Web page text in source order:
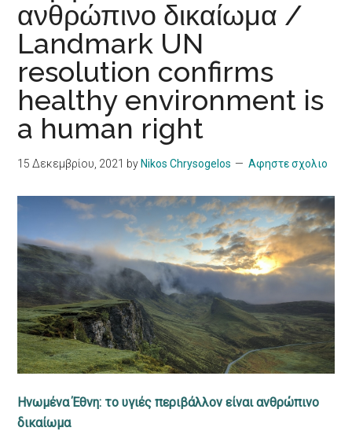
ανθρώπινο δικαίωμα /
Landmark UN
resolution confirms
healthy environment is
a human right
15 Δεκεμβρίου, 2021 by Nikos Chrysogelos Αφηστε σχολιο
Ηνωμένα Έθνη: το υγιές περιβάλλον είναι ανθρώπινο
δικαίωμα